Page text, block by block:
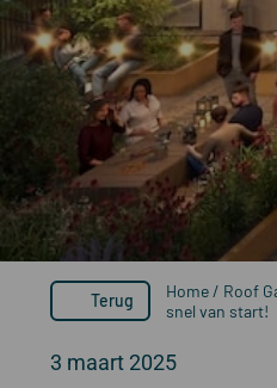
Terug Home/ Roof
snel van start!
3 maart 2025